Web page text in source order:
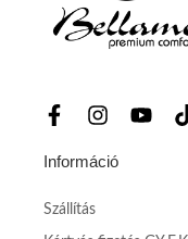
Információ
Szállítás